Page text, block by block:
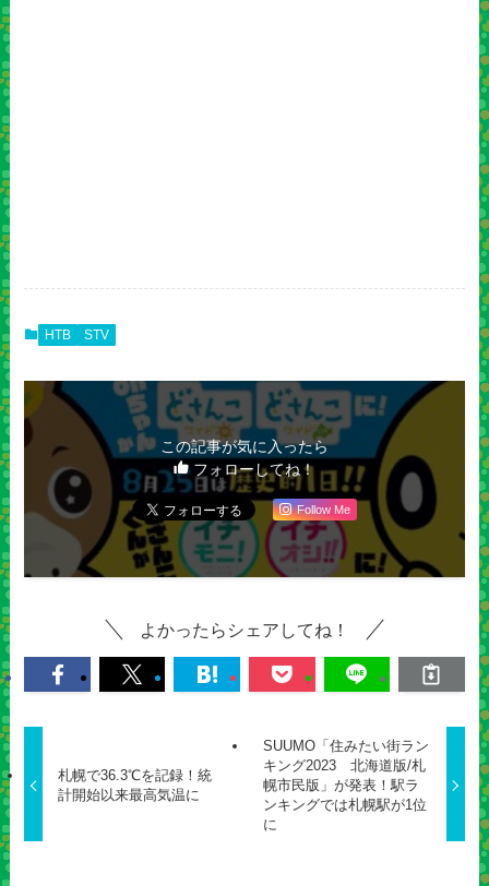
HTB STV
この記事が気に入ったら
フォローしてね！
Follow Me
よかったらシェアしてね！
札幌で36.3℃を記録！統
計開始以来最高気温に
SUUMO「住みたい街ラン
キング2023 北海道版/札
幌市民版」が発表！駅ラ
ンキングでは札幌駅が1位
に